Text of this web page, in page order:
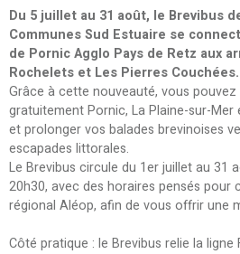
Du 5 juillet au 31 août, le Brevibus
Communes Sud Estuaire se
de Pornic Agglo Pays de Retz aux
Rochelets et Les Pierres Couchées.
Grâce à cette nouveauté, vous
gratuitement Pornic, La Plaine-sur-
et prolonger vos balades brevinoises
escapades littorales.
Le Brevibus circule du 1er juillet au 31
20h30, avec des horaires pensés pour
régional Aléop, afin de vous offrir une
Côté pratique : le Brevibus relie la